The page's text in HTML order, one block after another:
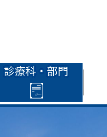
診療科・部門